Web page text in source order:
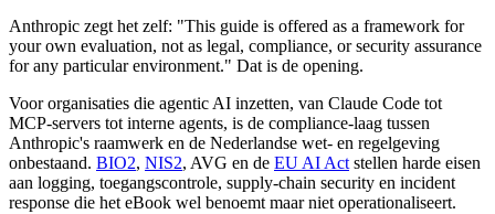
Anthropic zegt het zelf: "This guide is offered as a framework for
your own evaluation, not as legal, compliance, or security assurance
for any particular environment." Dat is de opening.
Voor organisaties die agentic AI inzetten, van Claude Code tot
MCP-servers tot interne agents, is de compliance-laag tussen
Anthropic's raamwerk en de Nederlandse wet- en regelgeving
onbestaand. BIO2, NIS2, AVG en de EU AI Act stellen harde eisen
aan logging, toegangscontrole, supply-chain security en incident
response die het eBook wel benoemt maar niet operationaliseert.